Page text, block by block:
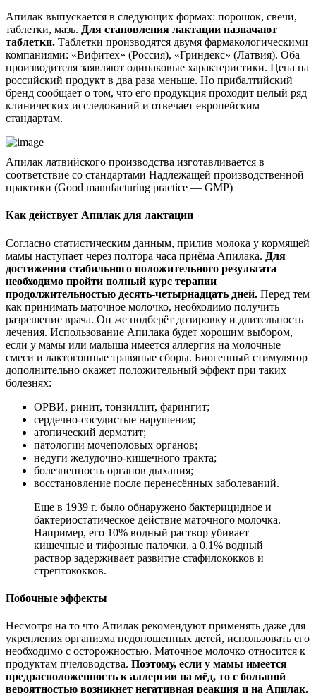
Апилак выпускается в следующих формах: порошок, свечи,
таблетки, мазь. Для становления лактации назначают
таблетки. Таблетки производятся двумя фармакологическими
компаниями: «Вифитех» (Россия), «Гриндекс» (Латвия). Оба
производителя заявляют одинаковые характеристики. Цена на
российский продукт в два раза меньше. Но прибалтийский
бренд сообщает о том, что его продукция проходит целый ряд
клинических исследований и отвечает европейским
стандартам.
Апилак латвийского производства изготавливается в
соответствие со стандартами Надлежащей производственной
практики (Good manufacturing practice — GMP)
Как действует Апилак для лактации
Согласно статистическим данным, прилив молока у кормящей
мамы наступает через полтора часа приёма Апилака. Для
достижения стабильного положительного результата
необходимо пройти полный курс терапии
продолжительностью десять-четырнадцать дней. Перед тем
как принимать маточное молочко, необходимо получить
разрешение врача. Он же подберёт дозировку и длительность
лечения. Использование Апилака будет хорошим выбором,
если у мамы или малыша имеется аллергия на молочные
смеси и лактогонные травяные сборы. Биогенный стимулятор
дополнительно окажет положительный эффект при таких
болезнях:
ОРВИ, ринит, тонзиллит, фарингит;
сердечно-сосудистые нарушения;
атопический дерматит;
патологии мочеполовых органов;
недуги желудочно-кишечного тракта;
болезненность органов дыхания;
восстановление после перенесённых заболеваний.
Еще в 1939 г. было обнаружено бактерицидное и
бактериостатическое действие маточного молочка.
Например, его 10% водный раствор убивает
кишечные и тифозные палочки, а 0,1% водный
раствор задерживает развитие стафилококков и
стрептококков.
Побочные эффекты
Несмотря на то что Апилак рекомендуют применять даже для
укрепления организма недоношенных детей, использовать его
необходимо с осторожностью. Маточное молочко относится к
продуктам пчеловодства. Поэтому, если у мамы имеется
предрасположенность к аллергии на мёд, то с большой
вероятностью возникнет негативная реакция и на Апилак.